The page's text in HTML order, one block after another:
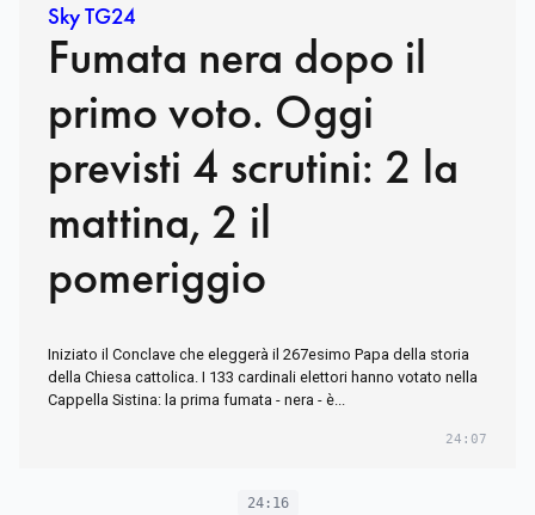
Sky TG24
Fumata nera dopo il
primo voto. Oggi
previsti 4 scrutini: 2 la
mattina, 2 il
pomeriggio
Iniziato il Conclave che eleggerà il 267esimo Papa della storia
della Chiesa cattolica. I 133 cardinali elettori hanno votato nella
Cappella Sistina: la prima fumata - nera - è...
24:07
24:16